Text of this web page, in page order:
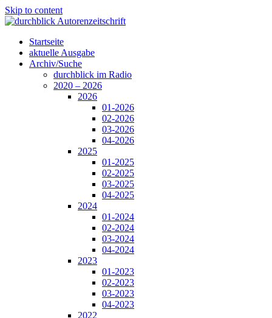
Skip to content
Startseite
aktuelle Ausgabe
Archiv/Suche
durchblick im Radio
2020 – 2026
2026
01-2026
02-2026
03-2026
04-2026
2025
01-2025
02-2025
03-2025
04-2025
2024
01-2024
02-2024
03-2024
04-2024
2023
01-2023
02-2023
03-2023
04-2023
2022